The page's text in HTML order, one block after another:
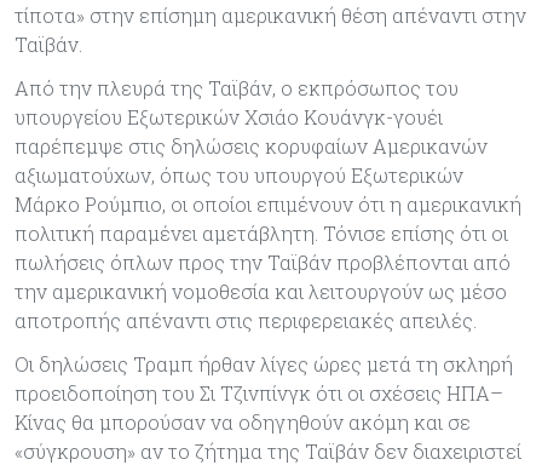
τίποτα» στην επίσημη αμερικανική θέση απέναντι στην
Ταϊβάν.
Από την πλευρά της Ταϊβάν, ο εκπρόσωπος του
υπουργείου Εξωτερικών Χσιάο Κουάνγκ-γουέι
παρέπεμψε στις δηλώσεις κορυφαίων Αμερικανών
αξιωματούχων, όπως του υπουργού Εξωτερικών
Μάρκο Ρούμπιο, οι οποίοι επιμένουν ότι η αμερικανική
πολιτική παραμένει αμετάβλητη. Τόνισε επίσης ότι οι
πωλήσεις όπλων προς την Ταϊβάν προβλέπονται από
την αμερικανική νομοθεσία και λειτουργούν ως μέσο
αποτροπής απέναντι στις περιφερειακές απειλές.
Οι δηλώσεις Τραμπ ήρθαν λίγες ώρες μετά τη σκληρή
προειδοποίηση του Σι Τζινπίνγκ ότι οι σχέσεις ΗΠΑ–
Κίνας θα μπορούσαν να οδηγηθούν ακόμη και σε
«σύγκρουση» αν το ζήτημα της Ταϊβάν δεν διαχειριστεί